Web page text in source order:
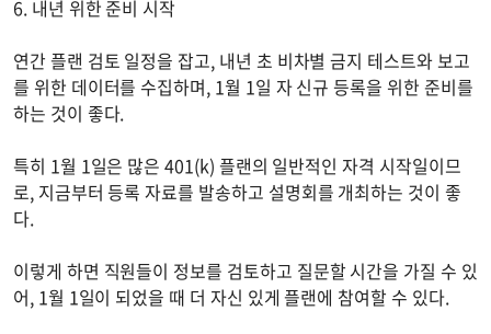
6. 내년 위한 준비 시작
연간 플랜 검토 일정을 잡고, 내년 초 비차별 금지 테스트와 보고
를 위한 데이터를 수집하며, 1월 1일 자 신규 등록을 위한 준비를
하는 것이 좋다.
특히 1월 1일은 많은 401(k) 플랜의 일반적인 자격 시작일이므
로, 지금부터 등록 자료를 발송하고 설명회를 개최하는 것이 좋
다.
이렇게 하면 직원들이 정보를 검토하고 질문할 시간을 가질 수 있
어, 1월 1일이 되었을 때 더 자신 있게 플랜에 참여할 수 있다.